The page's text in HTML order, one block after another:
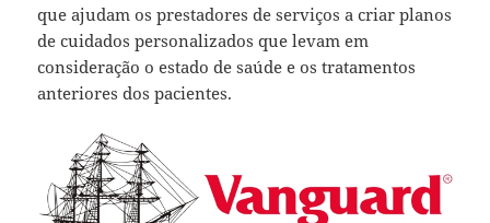
que ajudam os prestadores de serviços a criar planos
de cuidados personalizados que levam em
consideração o estado de saúde e os tratamentos
anteriores dos pacientes.